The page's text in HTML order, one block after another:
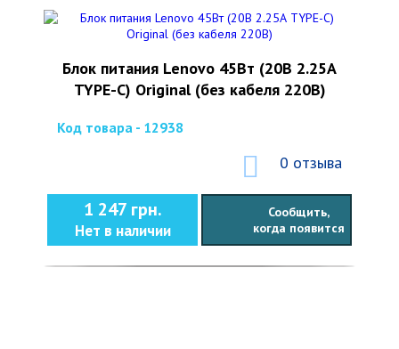
Блок питания Lenovo 45Вт (20В 2.25А
TYPE-C) Original (без кабеля 220В)
Код товара - 12938
0 отзыва
1 247 грн.
Нет в наличии
Сообщить,
когда появится